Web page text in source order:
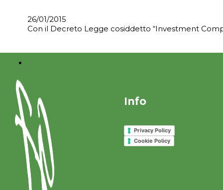
26/01/2015
Con il Decreto Legge cosiddetto “Investment
Info
Privacy Policy
Cookie Policy